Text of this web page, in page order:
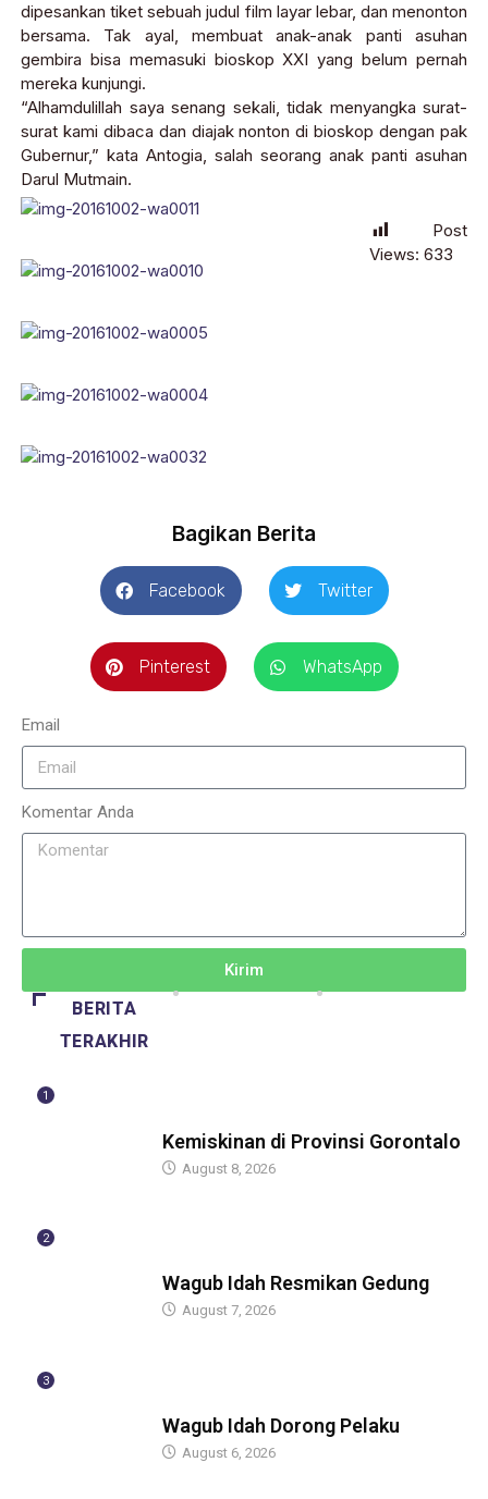
dipesankan tiket sebuah judul film layar lebar, dan menonton
bersama. Tak ayal, membuat anak-anak panti asuhan
gembira bisa memasuki bioskop XXI yang belum pernah
mereka kunjungi.
“Alhamdulillah saya senang sekali, tidak menyangka surat-
surat kami dibaca dan diajak nonton di bioskop dengan pak
Gubernur,” kata Antogia, salah seorang anak panti asuhan
Darul Mutmain.
Post
Views: 633
Bagikan Berita
Facebook Twitter
Pinterest WhatsApp
Email
Komentar Anda
Kirim
BERITA
TERAKHIR
1
Kemiskinan di Provinsi Gorontalo
August 8, 2026
2
Wagub Idah Resmikan Gedung
August 7, 2026
3
Wagub Idah Dorong Pelaku
August 6, 2026